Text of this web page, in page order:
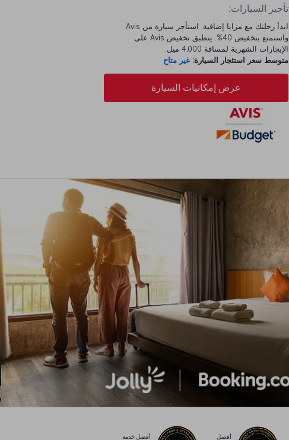
تأجير السيارات:
ابدأ رحلتك مع مزايا إضافية. استأجر سيارة من Avis
واستمتع بتخفيض 40%. ينطبق تخفيض Avis على
الإيجارات الشهرية لمسافة 4,000 ميل.
متوسط سعر استئجار السيارة: غير متاح
عرض إمكانيات السيارة
أفضل أفضل خدمة